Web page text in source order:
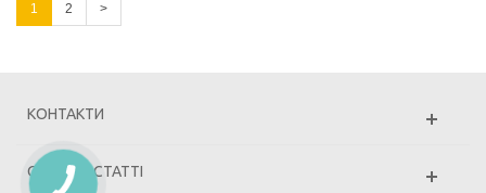
1 2 >
КОНТАКТИ
ОСТАННІ СТАТТІ